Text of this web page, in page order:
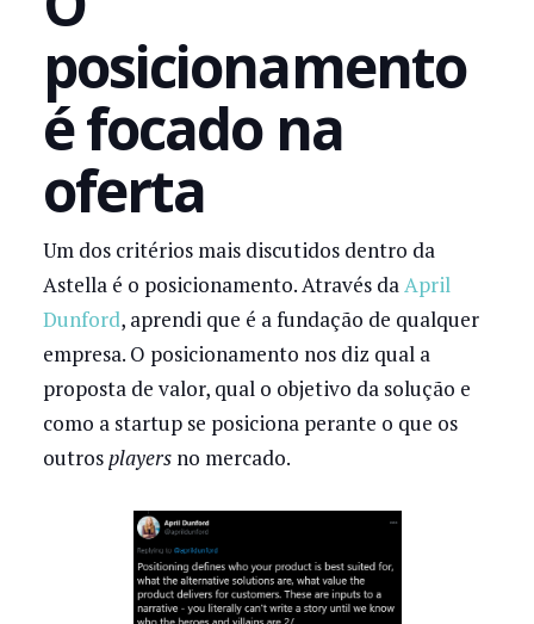
posicionamento
é focado na
oferta
Um dos critérios mais discutidos dentro da
Astella é o posicionamento. Através daApril
Dunford, aprendi que é a fundação de qualquer
empresa. O posicionamento nos diz qual a
proposta de valor, qual o objetivo da solução e
como a startup se posiciona perante o que os
outrosplayersno mercado.